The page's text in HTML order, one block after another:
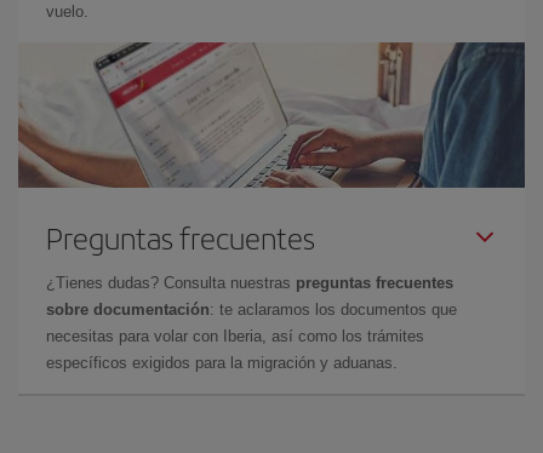
vuelo.
Preguntas frecuentes
¿Tienes dudas? Consulta nuestras preguntas frecuentes
sobre documentación: te aclaramos los documentos que
necesitas para volar con Iberia, así como los trámites
específicos exigidos para la migración y aduanas.